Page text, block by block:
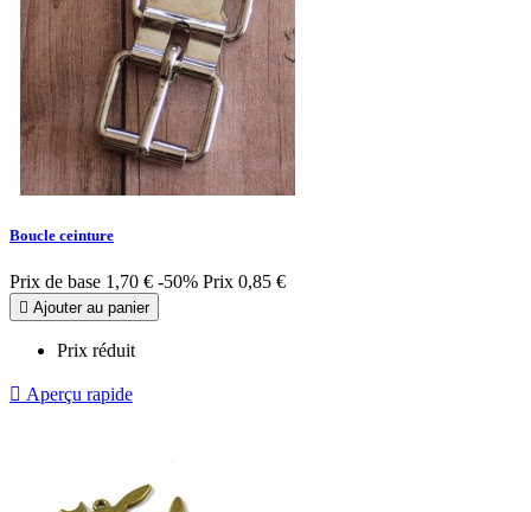
Boucle ceinture
Prix de base 1,70 € -50% Prix 0,85 €
 Ajouter au panier
Prix réduit
 Aperçu rapide